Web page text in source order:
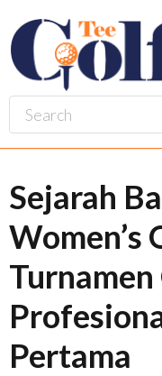
Sejarah
Women’s
Pertama